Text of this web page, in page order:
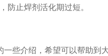
止焊剂活化期过短。
些介绍，希望可以帮助到